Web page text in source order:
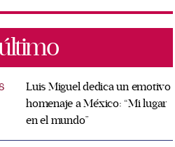
Luis Miguel dedica un emotivo
homenaje a México: “Mi lugar
en el mundo”